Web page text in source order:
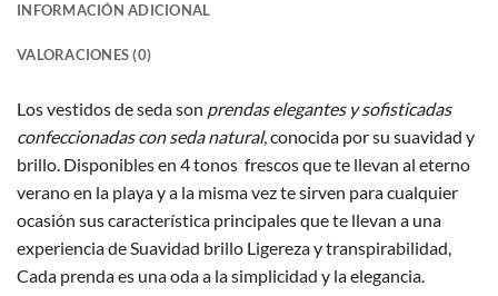
INFORMACIÓN ADICIONAL
VALORACIONES (0)
Los vestidos de seda son prendas elegantes y sofisticadas
confeccionadas con seda natural, conocida por su suavidad y
brillo. Disponibles en 4 tonos frescos que te llevan al eterno
verano en la playa y a la misma vez te sirven para cualquier
ocasión sus característica principales que te llevan a una
experiencia de Suavidad brillo Ligereza y transpirabilidad,
Cada prenda es una oda a la simplicidad y la elegancia.